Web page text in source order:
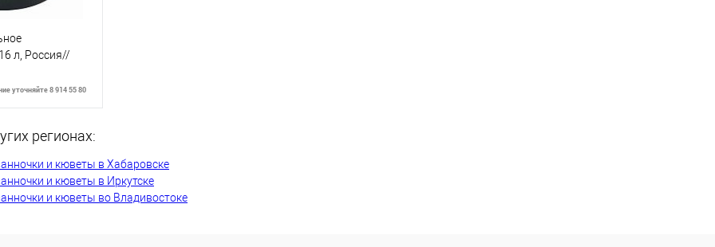
л, Россия//
уточняйте 8 914 55 80
о наличии
регионах:
и кюветы в Хабаровске
и кюветы в Иркутске
и кюветы во Владивостоке